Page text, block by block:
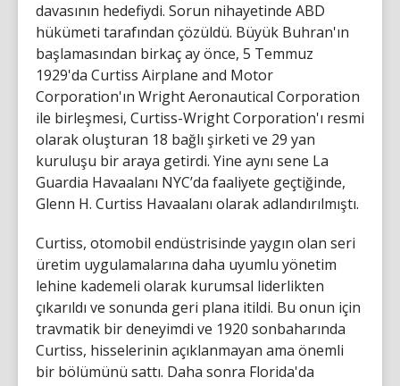
davasının hedefiydi. Sorun nihayetinde ABD
hükümeti tarafından çözüldü. Büyük Buhran'ın
başlamasından birkaç ay önce, 5 Temmuz
1929'da Curtiss Airplane and Motor
Corporation'ın Wright Aeronautical Corporation
ile birleşmesi, Curtiss-Wright Corporation'ı resmi
olarak oluşturan 18 bağlı şirketi ve 29 yan
kuruluşu bir araya getirdi. Yine aynı sene La
Guardia Havaalanı NYC’da faaliyete geçtiğinde,
Glenn H. Curtiss Havaalanı olarak adlandırılmıştı.
Curtiss, otomobil endüstrisinde yaygın olan seri
üretim uygulamalarına daha uyumlu yönetim
lehine kademeli olarak kurumsal liderlikten
çıkarıldı ve sonunda geri plana itildi. Bu onun için
travmatik bir deneyimdi ve 1920 sonbaharında
Curtiss, hisselerinin açıklanmayan ama önemli
bir bölümünü sattı. Daha sonra Florida'da